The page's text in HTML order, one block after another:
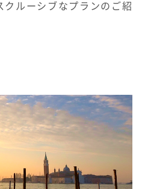
クルーシブなプランのご紹